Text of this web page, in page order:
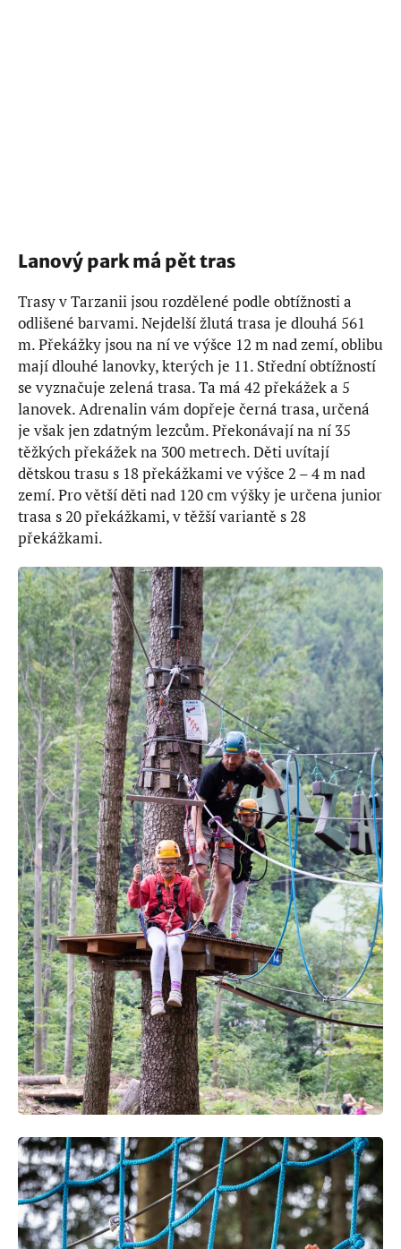
Lanový park má pět tras
Trasy v Tarzanii jsou rozdělené podle obtížnosti a
odlišené barvami. Nejdelší žlutá trasa je dlouhá 561
m. Překážky jsou na ní ve výšce 12 m nad zemí, oblibu
mají dlouhé lanovky, kterých je 11. Střední obtížností
se vyznačuje zelená trasa. Ta má 42 překážek a 5
lanovek. Adrenalin vám dopřeje černá trasa, určená
je však jen zdatným lezcům. Překonávají na ní 35
těžkých překážek na 300 metrech. Děti uvítají
dětskou trasu s 18 překážkami ve výšce 2 – 4 m nad
zemí. Pro větší děti nad 120 cm výšky je určena junior
trasa s 20 překážkami, v těžší variantě s 28
překážkami.